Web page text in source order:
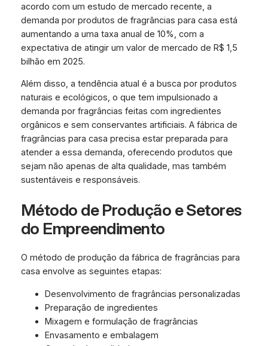
acordo com um estudo de mercado recente, a
demanda por produtos de fragrâncias para casa está
aumentando a uma taxa anual de 10%, com a
expectativa de atingir um valor de mercado de R$ 1,5
bilhão em 2025.
Além disso, a tendência atual é a busca por produtos
naturais e ecológicos, o que tem impulsionado a
demanda por fragrâncias feitas com ingredientes
orgânicos e sem conservantes artificiais. A fábrica de
fragrâncias para casa precisa estar preparada para
atender a essa demanda, oferecendo produtos que
sejam não apenas de alta qualidade, mas também
sustentáveis e responsáveis.
Método de Produção e Setores
do Empreendimento
O método de produção da fábrica de fragrâncias para
casa envolve as seguintes etapas:
Desenvolvimento de fragrâncias personalizadas
Preparação de ingredientes
Mixagem e formulação de fragrâncias
Envasamento e embalagem